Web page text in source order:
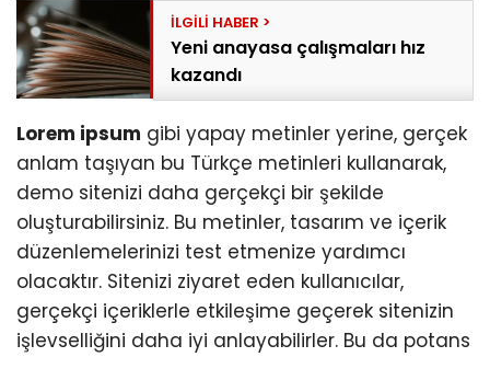
Yeni anayasa çalışmaları hız
kazandı
Lorem ipsum gibi yapay metinler yerine, gerçek
anlam taşıyan bu Türkçe metinleri kullanarak,
demo sitenizi daha gerçekçi bir şekilde
oluşturabilirsiniz. Bu metinler, tasarım ve içerik
düzenlemelerinizi test etmenize yardımcı
olacaktır. Sitenizi ziyaret eden kullanıcılar,
gerçekçi içeriklerle etkileşime geçerek sitenizin
işlevselliğini daha iyi anlayabilirler. Bu da potans